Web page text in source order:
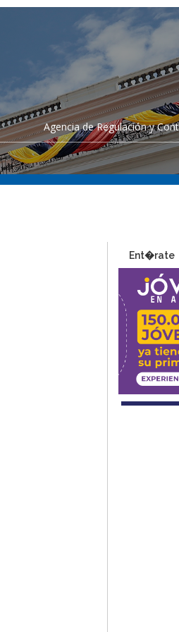
Agencia de Regulación y
Ent�rate